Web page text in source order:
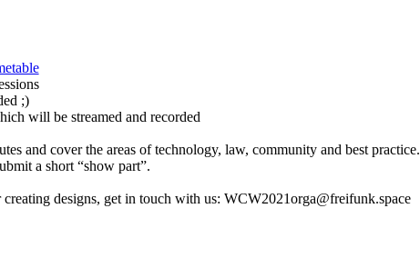
;)
will be streamed and recorded
and cover the areas of technology, law, community and best practice.
a short “show part”.
designs, get in touch with us: WCW2021orga@freifunk.space